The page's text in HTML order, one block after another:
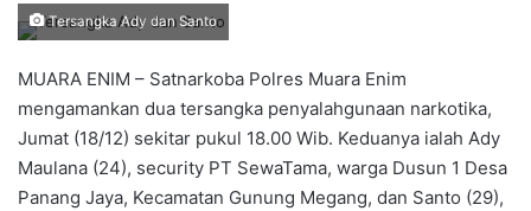
Tersangka Ady dan Santo
MUARA ENIM – Satnarkoba Polres Muara Enim
mengamankan dua tersangka penyalahgunaan narkotika,
Jumat (18/12) sekitar pukul 18.00 Wib. Keduanya ialah Ady
Maulana (24), security PT SewaTama, warga Dusun 1 Desa
Panang Jaya, Kecamatan Gunung Megang, dan Santo (29),